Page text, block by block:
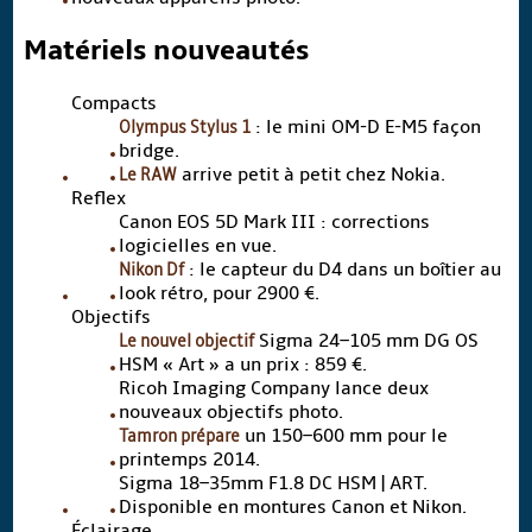
Matériels nouveautés
Compacts
Olympus Stylus 1: le mini OM-D E-M5 façon
bridge.
Le RAWarrive petit à petit chez Nokia.
Reflex
Canon EOS 5D Mark III : corrections
logicielles en vue.
Nikon Df: le capteur du D4 dans un boîtier au
look rétro, pour 2900 €.
Objectifs
Le nouvel objectifSigma 24–105 mm DG OS
HSM « Art » a un prix : 859 €.
Ricoh Imaging Company lance deux
nouveaux objectifs photo.
Tamron prépareun 150–600 mm pour le
printemps 2014.
Sigma 18–35mm F1.8 DC HSM | ART.
Disponible en montures Canon et Nikon.